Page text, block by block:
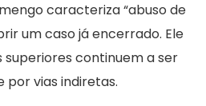
caracteriza “abuso de
um caso já encerrado. Ele
superiores continuem a ser
por vias indiretas.